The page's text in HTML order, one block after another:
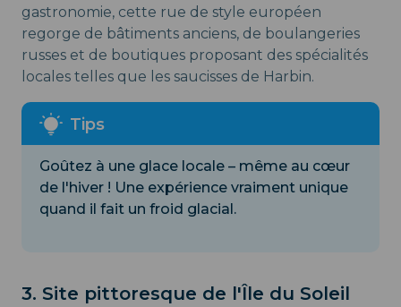
gastronomie, cette rue de style européen
regorge de bâtiments anciens, de boulangeries
russes et de boutiques proposant des spécialités
locales telles que les saucisses de Harbin.
Goûtez à une glace locale – même au cœur
de l'hiver ! Une expérience vraiment unique
quand il fait un froid glacial.
3. Site pittoresque de l'Île du Soleil